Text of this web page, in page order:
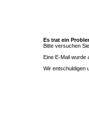
Es trat ein
Bitte versuchen
Eine E-Mail wurde
Wir entschuldigen